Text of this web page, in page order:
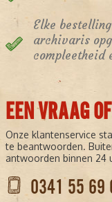
Elke
archivaris
compleetheid
EEN VRAAG
Onze klantenservice
te beantwoorden.
antwoorden binnen 24
0341 55 69